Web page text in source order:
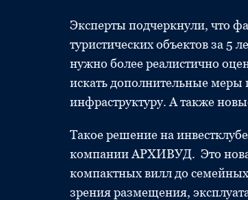
Эксперты подчеркнули, что
туристических объектов за 5
нужно более реалистично
искать дополнительные меры
инфраструктуру. А также
Такое решение на
компании АРХИВУД. Это
компактных вилл до
зрения размещения,